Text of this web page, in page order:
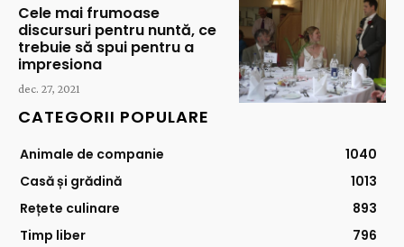
Cele mai frumoase
discursuri pentru nuntă, ce
trebuie să spui pentru a
impresiona
dec. 27, 2021
CATEGORII POPULARE
Animale de companie
1040
Casă și grădină
1013
Rețete culinare
893
Timp liber
796